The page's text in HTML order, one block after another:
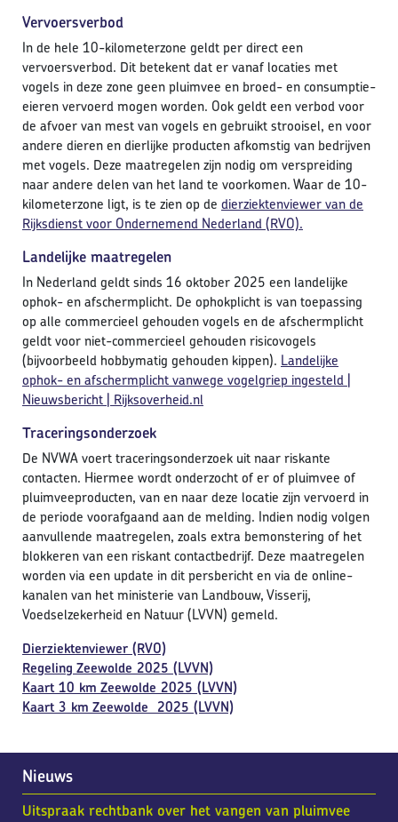
Nieuws
Uitspraak rechtbank over het vangen van pluimvee
Vervoersverbod
In de hele 10-kilometerzone geldt per direct een
vervoersverbod. Dit betekent dat er vanaf locaties met
vogels in deze zone geen pluimvee en broed- en consumptie-
eieren vervoerd mogen worden. Ook geldt een verbod voor
de afvoer van mest van vogels en gebruikt strooisel, en voor
andere dieren en dierlijke producten afkomstig van bedrijven
met vogels. Deze maatregelen zijn nodig om verspreiding
naar andere delen van het land te voorkomen. Waar de 10-
kilometerzone ligt, is te zien op de dierziektenviewer van de
Rijksdienst voor Ondernemend Nederland (RVO).
Landelijke maatregelen
In Nederland geldt sinds 16 oktober 2025 een landelijke
ophok- en afschermplicht. De ophokplicht is van toepassing
op alle commercieel gehouden vogels en de afschermplicht
geldt voor niet-commercieel gehouden risicovogels
(bijvoorbeeld hobbymatig gehouden kippen). Landelijke
ophok- en afschermplicht vanwege vogelgriep ingesteld |
Nieuwsbericht | Rijksoverheid.nl
Traceringsonderzoek
De NVWA voert traceringsonderzoek uit naar riskante
contacten. Hiermee wordt onderzocht of er of pluimvee of
pluimveeproducten, van en naar deze locatie zijn vervoerd in
de periode voorafgaand aan de melding. Indien nodig volgen
aanvullende maatregelen, zoals extra bemonstering of het
blokkeren van een riskant contactbedrijf. Deze maatregelen
worden via een update in dit persbericht en via de online-
kanalen van het ministerie van Landbouw, Visserij,
Voedselzekerheid en Natuur (LVVN) gemeld.
Dierziektenviewer (RVO)
Regeling Zeewolde 2025 (LVVN)
Kaart 10 km Zeewolde 2025 (LVVN)
Kaart 3 km Zeewolde 2025 (LVVN)